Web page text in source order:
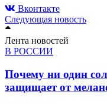
Вконтакте
Следующая новость
Лента новостей
В РОССИИ
Почему ни один
защищает от